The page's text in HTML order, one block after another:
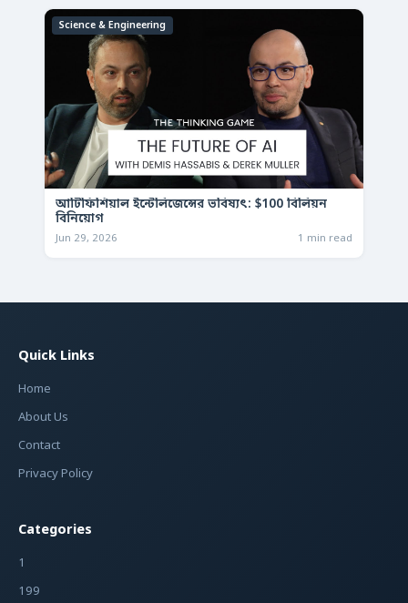
Science & Engineering
আর্টিফিশিয়াল ইন্টেলিজেন্সের ভবিষ্যৎ: $100 বিলিয়ন
বিনিয়োগ
Jun 29, 2026 1 min read
Quick Links
Home
About Us
Contact
Privacy Policy
Categories
1
199